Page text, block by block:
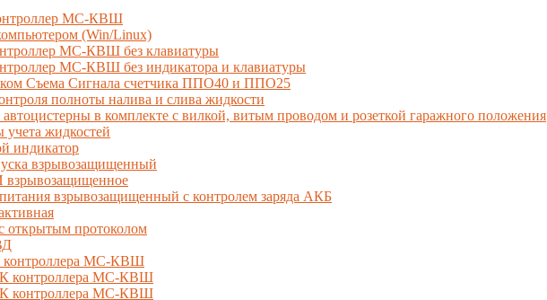
МС-КВШ
(Win/Linux)
МС-КВШ без клавиатуры
МС-КВШ без индикатора и клавиатуры
Съема Сигнала счетчика ППО40 и ППО25
полноты налива и слива жидкости
в комплекте с вилкой, витым проводом и розеткой гаражного положения
жидкостей
индикатор
взрывозащищенный
взрывозащищенное
взрывозащищенный с контролем заряда АКБ
открытым протоколом
контроллера МС-КВШ
контроллера МС-КВШ
контроллера МС-КВШ